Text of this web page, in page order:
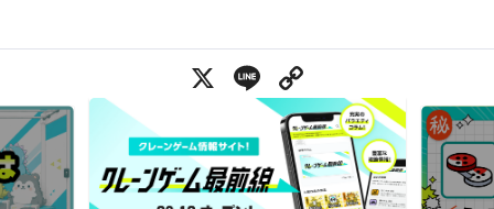
X Line